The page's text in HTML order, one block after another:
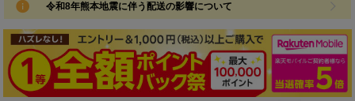
令和8年熊本地震に伴う配送の影響について